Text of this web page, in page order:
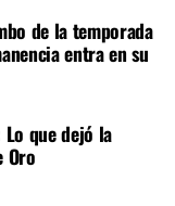
de la temporada
entra en su
que dejó la
Oro